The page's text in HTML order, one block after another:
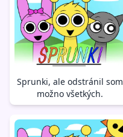
Sprunki, ale odstránil som
možno všetkých.